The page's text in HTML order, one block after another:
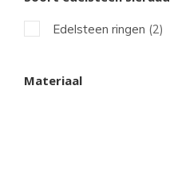
Edelsteen ringen (2)
Materiaal